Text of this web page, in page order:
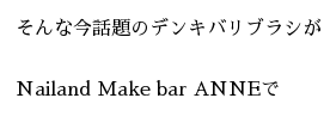
そんな今話題のデンキバリブラシが
Nailand Make bar ANNEで